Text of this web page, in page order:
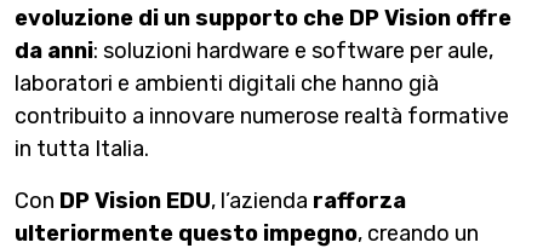
evoluzione di un supporto che DP Vision offre
da anni: soluzioni hardware e software per aule,
laboratori e ambienti digitali che hanno già
contribuito a innovare numerose realtà formative
in tutta Italia.
Con DP Vision EDU, l’azienda rafforza
ulteriormente questo impegno, creando un